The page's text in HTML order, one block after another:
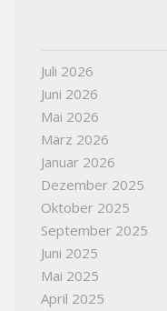
Juli 2026
Juni 2026
Mai 2026
März 2026
Januar 2026
Dezember 2025
Oktober 2025
September 2025
Juni 2025
Mai 2025
April 2025